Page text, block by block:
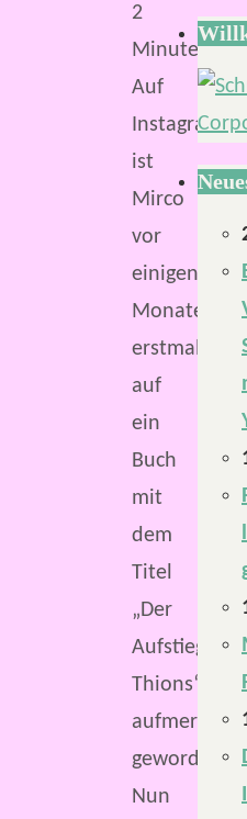
2
Minuten
Auf
Instagram
ist
Mirco
vor
einigen
Monaten
erstmals
auf
ein
Buch
mit
dem
Titel
„Der
Aufstieg
Thions“
aufmerksam
geworden.
Nun